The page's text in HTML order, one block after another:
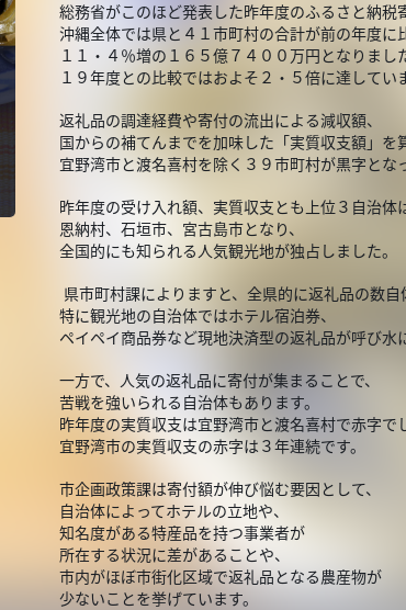
総務省がこのほど発表した昨年度のふるさと納税
沖縄全体では県と４１市町村の合計が前の年度に
１１・４％増の１６５億７４００万円となりまし
１９年度との比較ではおよそ２・５倍に達してい
返礼品の調達経費や寄付の流出による減収額、
国からの補てんまでを加味した「実質収支額」を
宜野湾市と渡名喜村を除く３９市町村が黒字とな
昨年度の受け入れ額、実質収支とも上位３自治体
恩納村、石垣市、宮古島市となり、
全国的にも知られる人気観光地が独占しました。
県市町村課によりますと、全県的に返礼品の数自
特に観光地の自治体ではホテル宿泊券、
ペイペイ商品券など現地決済型の返礼品が呼び水
一方で、人気の返礼品に寄付が集まることで、
苦戦を強いられる自治体もあります。
昨年度の実質収支は宜野湾市と渡名喜村で赤字で
宜野湾市の実質収支の赤字は３年連続です。
市企画政策課は寄付額が伸び悩む要因として、
自治体によってホテルの立地や、
知名度がある特産品を持つ事業者が
所在する状況に差があることや、
市内がほぼ市街化区域で返礼品となる農産物が
少ないことを挙げています。